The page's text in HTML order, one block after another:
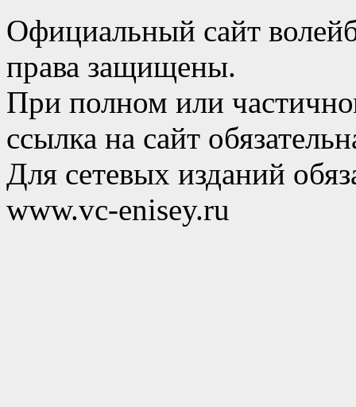
Официальный сайт
права защищены.
При полном или
ссылка на сайт
Для сетевых изданий
www.vc-enisey.ru